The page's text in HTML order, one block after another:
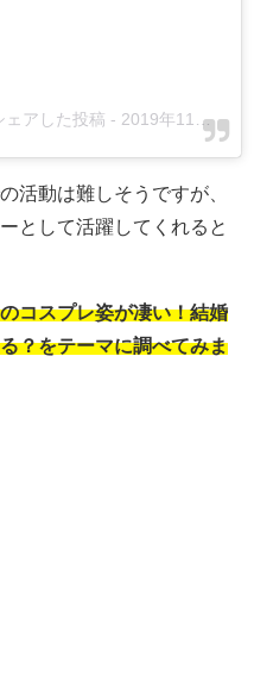
アした投稿 - 2019年11月月24日午後10時55分PST
活動は難しそうですが、
として活躍してくれると
コスプレ姿が凄い！結婚
？をテーマに調べてみま